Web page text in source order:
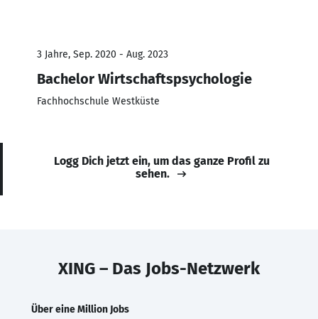
3 Jahre, Sep. 2020 - Aug. 2023
Bachelor Wirtschaftspsychologie
Fachhochschule Westküste
Logg Dich jetzt ein, um das ganze Profil zu
sehen.
XING – Das Jobs-Netzwerk
Über eine Million Jobs